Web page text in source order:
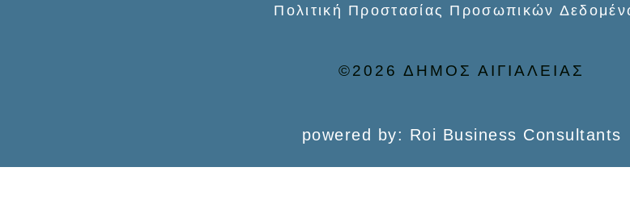
Πολιτική Προστασίας Προσωπικών
©2026 ΔΗΜΟΣ ΑΙΓΙΑΛΕΙΑΣ
powered by: Roi Business Consultants